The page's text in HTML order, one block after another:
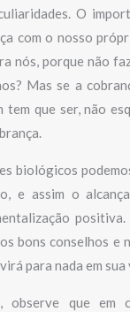
O
com o nosso
nós, porque não
Mas se a
tem que ser, não
biológicos
e assim o
bons conselhos e
para nada em sua
observe que em